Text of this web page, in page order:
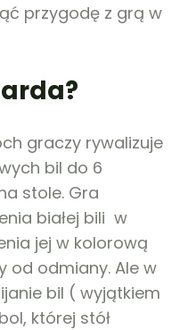
przygodę z grą w
graczy rywalizuje
bil do 6
stole. Gra
białej bili w
jej w kolorową
od odmiany. Ale w
bil ( wyjątkiem
której stół